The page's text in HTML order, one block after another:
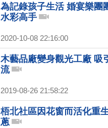
為記錄孩子生活 婚宴樂團
水彩高手
2020-10-08 22:16:00
木藝品廠變身觀光工廠 吸
流
2019-08-26 21:58:22
梧北社區因花窗而活化重
蔥